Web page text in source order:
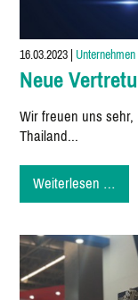
16.03.2023|Unternehmen
Neue
Wir freuen uns
Thailand...
Weiterlesen …